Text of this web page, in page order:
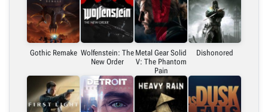
Gothic Remake Wolfenstein: The
New Order
Metal Gear Solid
V: The Phantom
Pain
Dishonored